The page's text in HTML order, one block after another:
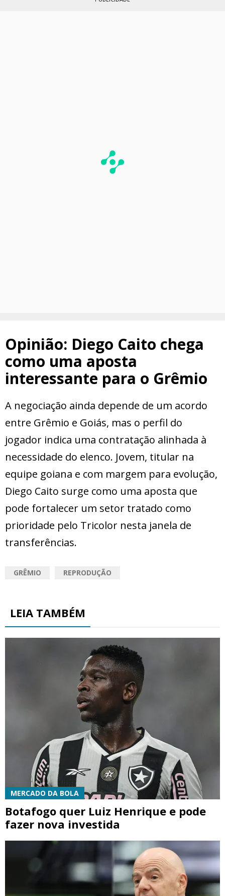
Opinião: Diego Caito chega
como uma aposta
interessante para o Grêmio
A negociação ainda depende de um acordo
entre Grêmio e Goiás, mas o perfil do
jogador indica uma contratação alinhada à
necessidade do elenco. Jovem, titular na
equipe goiana e com margem para evolução,
Diego Caito surge como uma aposta que
pode fortalecer um setor tratado como
prioridade pelo Tricolor nesta janela de
transferências.
GRÊMIO REPRODUÇÃO
LEIA TAMBÉM
MERCADO DA BOLA
Botafogo quer Luiz Henrique e pode
fazer nova investida